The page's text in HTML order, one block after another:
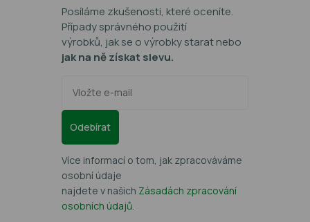
Posíláme zkušenosti, které oceníte.
Případy správného použití
výrobků, jak se o výrobky starat nebo
jak na ně získat slevu.
Odebírat
Více informací o tom, jak zpracováváme
osobní údaje
najdete v našich Zásadách zpracování
osobních údajů